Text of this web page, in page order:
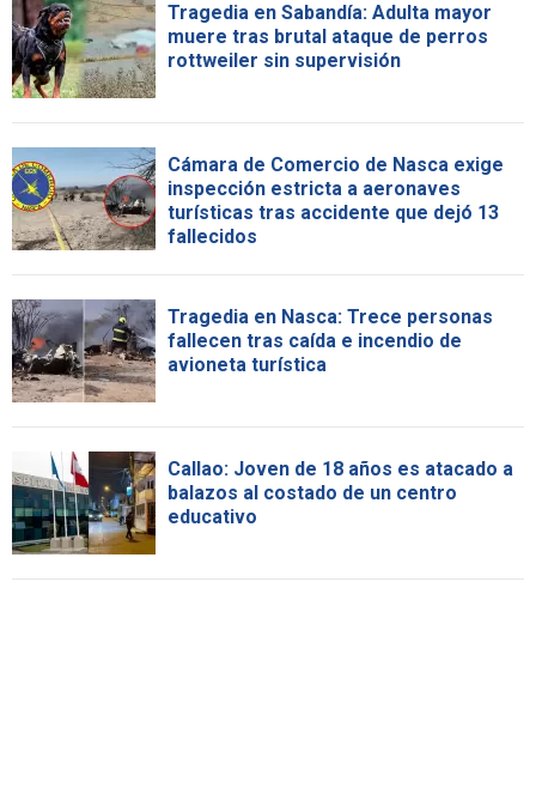
Tragedia en Sabandía: Adulta mayor
muere tras brutal ataque de perros
rottweiler sin supervisión
Cámara de Comercio de Nasca exige
inspección estricta a aeronaves
turísticas tras accidente que dejó 13
fallecidos
Tragedia en Nasca: Trece personas
fallecen tras caída e incendio de
avioneta turística
Callao: Joven de 18 años es atacado a
balazos al costado de un centro
educativo